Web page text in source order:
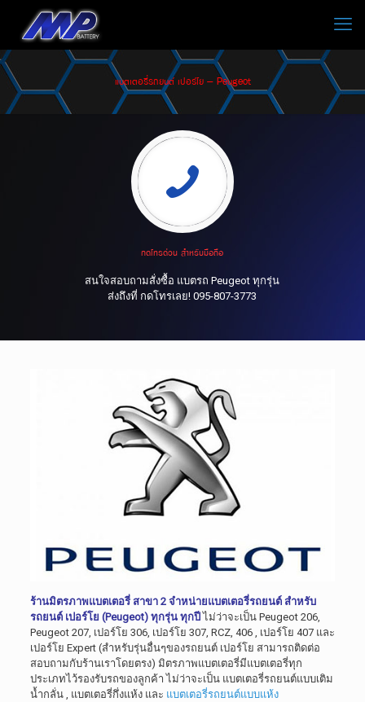
แบตเตอรี่รถยนต์ เปอร์โย – Peugeot
กดโทรด่วน สำหรับมือถือ
สนใจสอบถามสั่งซื้อ แบตรถ Peugeot ทุกรุ่น
ส่งถึงที่ กดโทรเลย! 095-807-3773
ร้านมิตรภาพแบตเตอรี่ สาขา 2 จำหน่ายแบตเตอรี่รถยนต์ สำหรับ
รถยนต์ เปอร์โย (Peugeot) ทุกรุ่น ทุกปี ไม่ว่าจะเป็น Peugeot 206,
Peugeot 207, เปอร์โย 306, เปอร์โย 307, RCZ, 406 , เปอร์โย 407 และ
เปอร์โย Expert (สำหรับรุ่นอื่นๆของรถยนต์ เปอร์โย สามารถติดต่อ
สอบถามกับร้านเราโดยตรง) มิตรภาพแบตเตอรี่มีแบตเตอรี่ทุก
ประเภทไว้รองรับรถของลูกค้า ไม่ว่าจะเป็น แบตเตอรี่รถยนต์แบบเติม
น้ำกลั่น , แบตเตอรี่กึ่งแห้ง และ แบตเตอรี่รถยนต์แบบแห้ง